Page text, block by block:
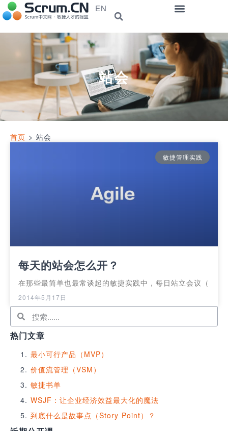
EN
站会
首页 > 站会
敏捷管理实践
每天的站会怎么开？
在那些最简单也最常谈起的敏捷实践中，每日站立会议（
2014年5月17日
热门文章
最小可行产品（MVP）
价值流管理（VSM）
敏捷书单
WSJF：让企业经济效益最大化的魔法
到底什么是故事点（Story Point）？